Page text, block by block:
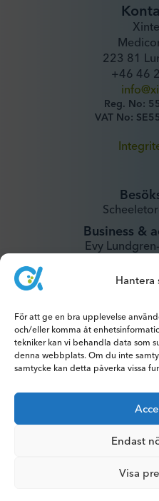
Hantera
För att ge en bra upplevelse
och/eller komma åt
tekniker kan vi behandla data som
denna webbplats. Om du inte
samtycke kan detta påverka vissa
Endast
Visa
223 81
+46 46
Reg. No:
VAT No:
Business &
Evy
Prenumerera på
rapporter,